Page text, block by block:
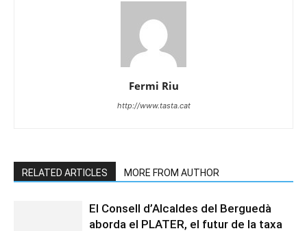
Fermi Riu
http://www.tasta.cat
RELATED ARTICLES MORE FROM AUTHOR
El Consell d’Alcaldes del Berguedà
aborda el PLATER, el futur de la taxa